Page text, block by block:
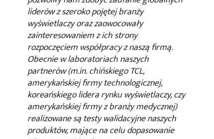
liderów z szeroko pojętej branży
wyświetlaczy oraz zaowocowały
zainteresowaniem z ich strony
rozpoczęciem współpracy z naszą firmą.
Obecnie w laboratoriach naszych
partnerów (m.in. chińskiego TCL,
amerykańskiej firmy technologicznej,
koreańskiego lidera rynku wyświetlaczy, czy
amerykańskiej firmy z branży medycznej)
realizowane są testy walidacyjne naszych
produktów, mające na celu dopasowanie